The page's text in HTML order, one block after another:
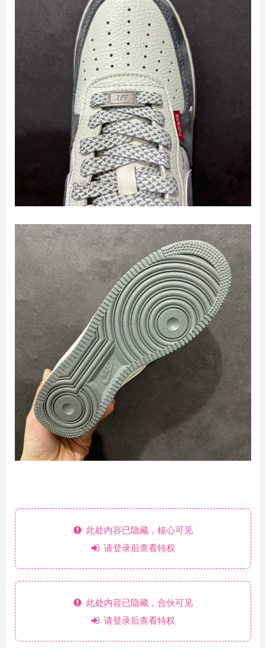
此处内容已隐藏，核心可见
请登录后查看特权
此处内容已隐藏，合伙可见
请登录后查看特权